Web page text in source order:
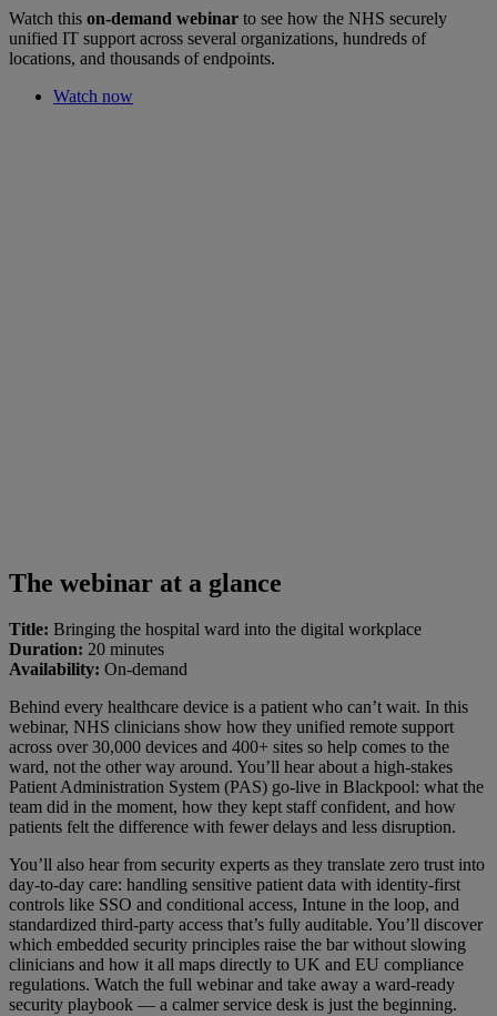
Watch this on-demand webinar to see how the NHS securely
unified IT support across several organizations, hundreds of
locations, and thousands of endpoints.
Watch now
The webinar at a glance
Title: Bringing the hospital ward into the digital workplace
Duration: 20 minutes
Availability: On-demand
Behind every healthcare device is a patient who can’t wait. In this
webinar, NHS clinicians show how they unified remote support
across over 30,000 devices and 400+ sites so help comes to the
ward, not the other way around. You’ll hear about a high-stakes
Patient Administration System (PAS) go-live in Blackpool: what the
team did in the moment, how they kept staff confident, and how
patients felt the difference with fewer delays and less disruption.
You’ll also hear from security experts as they translate zero trust into
day-to-day care: handling sensitive patient data with identity-first
controls like SSO and conditional access, Intune in the loop, and
standardized third-party access that’s fully auditable. You’ll discover
which embedded security principles raise the bar without slowing
clinicians and how it all maps directly to UK and EU compliance
regulations. Watch the full webinar and take away a ward-ready
security playbook — a calmer service desk is just the beginning.